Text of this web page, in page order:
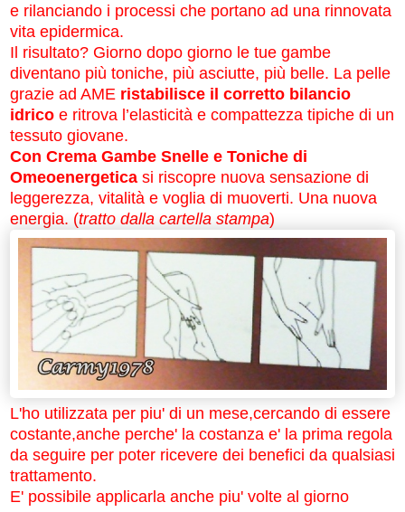
e rilanciando i processi che portano ad una rinnovata
vita epidermica.
Il risultato? Giorno dopo giorno le tue gambe
diventano più toniche, più asciutte, più belle. La pelle
grazie ad AME ristabilisce il corretto bilancio
idrico e ritrova l’elasticità e compattezza tipiche di un
tessuto giovane.
Con Crema Gambe Snelle e Toniche di
Omeoenergetica si riscopre nuova sensazione di
leggerezza, vitalità e voglia di muoverti. Una nuova
energia. (tratto dalla cartella stampa)
L'ho utilizzata per piu' di un mese,cercando di essere
costante,anche perche' la costanza e' la prima regola
da seguire per poter ricevere dei benefici da qualsiasi
trattamento.
E' possibile applicarla anche piu' volte al giorno